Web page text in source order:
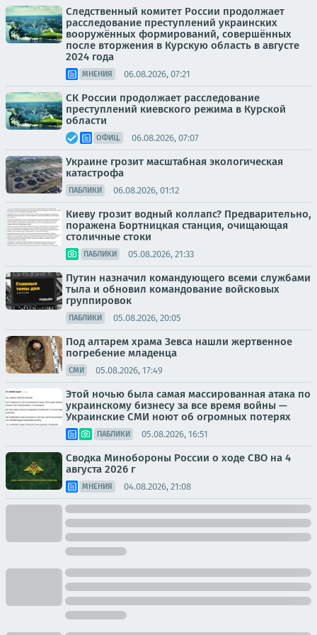
Следственный комитет России продолжает
расследование преступлений украинских
вооружённых формирований, совершённых
после вторжения в Курскую область в августе
2024 года
МНЕНИЯ 06.08.2026, 07:21
СК России продолжает расследование
преступлений киевского режима в Курской
области
ОФИЦ. 06.08.2026, 07:07
Украине грозит масштабная экологическая
катастрофа
ПАБЛИКИ 06.08.2026, 01:12
Киеву грозит водный коллапс? Предварительно,
поражена Бортницкая станция, очищающая
столичные стоки
ПАБЛИКИ 05.08.2026, 21:33
Путин назначил командующего всеми службами
тыла и обновил командование войсковых
группировок
ПАБЛИКИ 05.08.2026, 20:05
Под алтарем храма Зевса нашли жертвенное
погребение младенца
СМИ 05.08.2026, 17:49
Этой ночью была самая массированная атака по
украинскому бизнесу за все время войны —
Украинские СМИ ноют об огромных потерях
ПАБЛИКИ 05.08.2026, 16:51
Сводка Минобороны России о ходе СВО на 4
августа 2026 г
МНЕНИЯ 04.08.2026, 21:08